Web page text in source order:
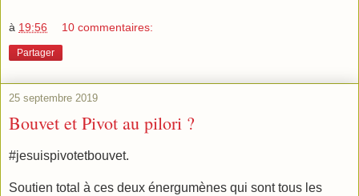
à 19:56 10 commentaires:
Partager
25 septembre 2019
Bouvet et Pivot au pilori ?
#jesuispivotetbouvet.
Soutien total à ces deux énergumènes qui sont tous les